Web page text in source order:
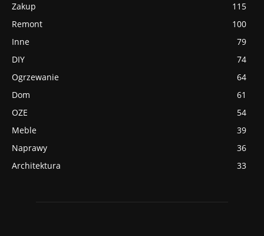
Zakup
115
Remont
100
Inne
79
DIY
74
Ogrzewanie
64
Dom
61
OZE
54
Meble
39
Naprawy
36
Architektura
33